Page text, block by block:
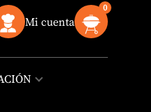
Mi cuenta
0